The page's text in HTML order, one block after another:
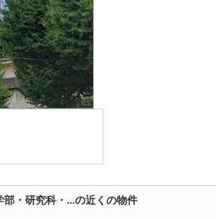
・研究科・...の近くの物件